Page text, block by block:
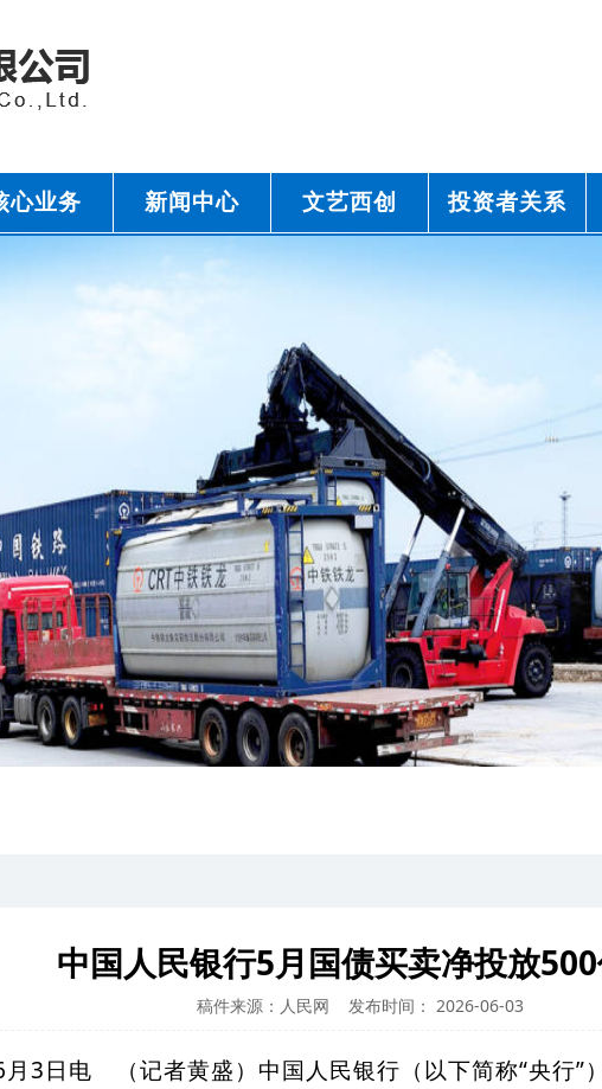
心业务 新闻中心 文艺西创 投资者关系
中国人民银行5月国债买卖净投放
稿件来源：人民网 发布时间： 2026-06-03
日电 （记者黄盛）中国人民银行（以下简称“央行”